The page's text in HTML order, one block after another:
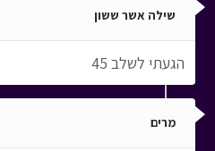
שילה אשר ששון
הגעתי לשלב 45
מרים